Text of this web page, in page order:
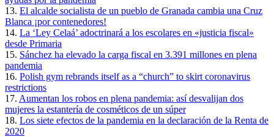
13. El alcalde socialista de un pueblo de Granada cambia una Cruz
Blanca ¡por contenedores!
14. La ‘Ley Celaá’ adoctrinará a los escolares en «justicia fiscal»
desde Primaria
15. Sánchez ha elevado la carga fiscal en 3.391 millones en plena
pandemia
16. Polish gym rebrands itself as a “church” to skirt coronavirus
restrictions
17. Aumentan los robos en plena pandemia: así desvalijan dos
mujeres la estantería de cosméticos de un súper
18. Los siete efectos de la pandemia en la declaración de la Renta de
2020